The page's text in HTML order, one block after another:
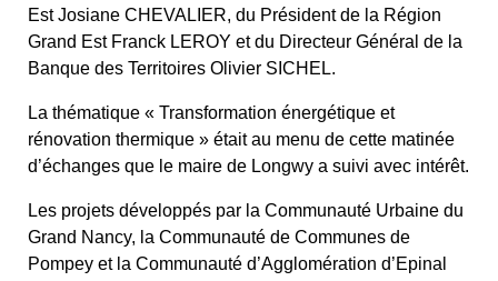
Est Josiane CHEVALIER, du Président de la Région
Grand Est Franck LEROY et du Directeur Général de la
Banque des Territoires Olivier SICHEL.
La thématique « Transformation énergétique et
rénovation thermique » était au menu de cette matinée
d’échanges que le maire de Longwy a suivi avec intérêt.
Les projets développés par la Communauté Urbaine du
Grand Nancy, la Communauté de Communes de
Pompey et la Communauté d’Agglomération d’Epinal